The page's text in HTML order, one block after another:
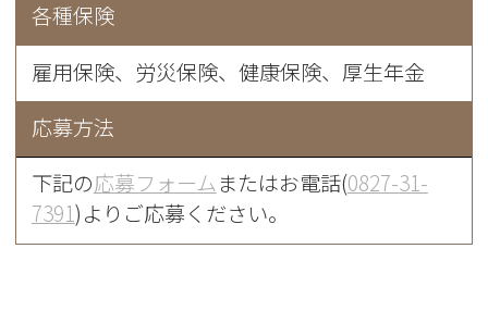
各種保険
雇用保険、労災保険、健康保険、厚生年金
応募方法
下記の応募フォームまたはお電話(0827-31-
7391)よりご応募ください。